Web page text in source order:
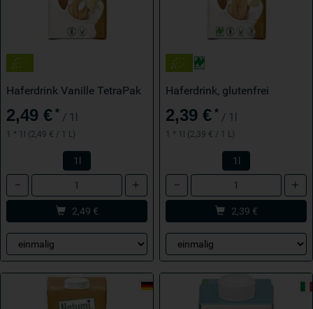
Haferdrink Vanille TetraPak
2,49 € * / 1l
1 * 1l (2,49 € / 1 L)
1l
Anzahl
2,49 €
Haferdrink, glutenfrei
2,39 € * / 1l
1 * 1l (2,39 € / 1 L)
1l
Anzahl
2,39 €